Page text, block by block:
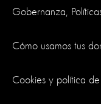
Gobernanza,
Cómo usamos tus
Cookies y política